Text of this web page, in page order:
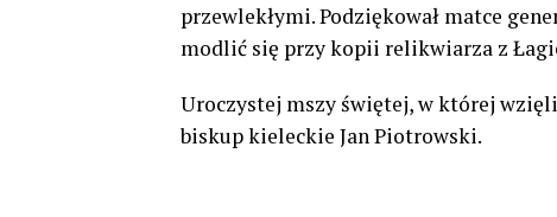
przewlekłymi. Podziękował matce
modlić się przy kopii relikwiarza z
Uroczystej mszy świętej, w której
biskup kieleckie Jan Piotrowski.